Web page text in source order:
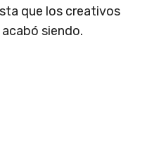
que los creativos
siendo.